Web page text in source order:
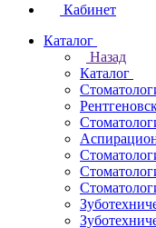
Кабинет
Каталог
Назад
Каталог